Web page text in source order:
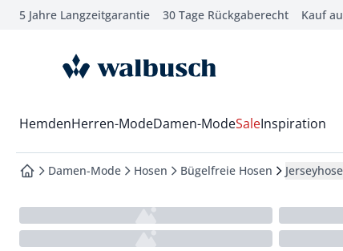
springen
springen
springen
5 Jahre Langzeitgarantie 30 Tage Rückgaberecht Kauf
zur Startseite
Wechsel in das Menü mit Pfeil-Runter Taste
HemdenHerren-ModeDamen-ModeSaleInspiration
zur Startseite
Damen-Mode Hosen Bügelfreie Hosen